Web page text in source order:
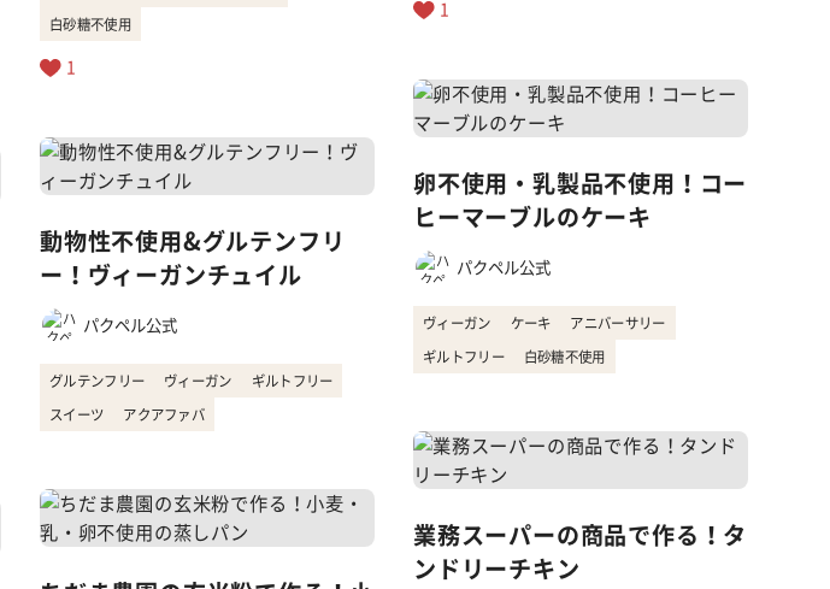
白砂糖不使用
1
動物性不使用&グルテンフリ
ー！ヴィーガンチュイル
パクペル公式
グルテンフリー ヴィーガン ギルトフリー
スイーツ アクアファバ
1
卵不使用・乳製品不使用！コー
ヒーマーブルのケーキ
パクペル公式
ヴィーガン ケーキ アニバーサリー
ギルトフリー 白砂糖不使用
業務スーパーの商品で作る！タ
ンドリーチキン